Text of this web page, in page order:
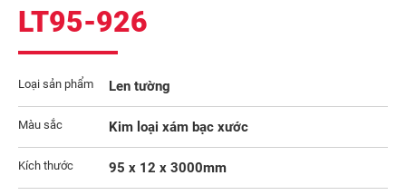
LT95-926
Loại sản phẩm Len tường
Màu sắc Kim loại xám bạc xước
Kích thước 95 x 12 x 3000mm